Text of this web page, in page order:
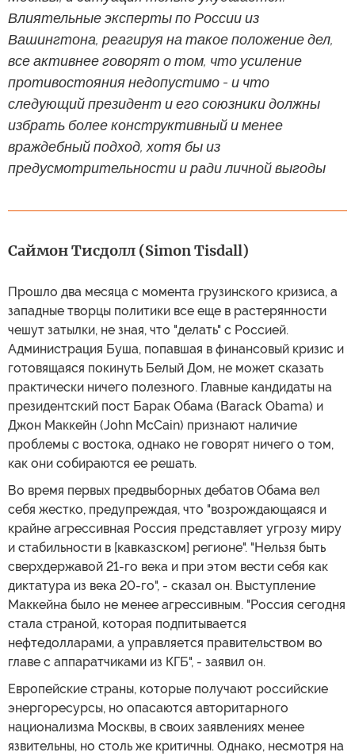
Влиятельные эксперты по России из
Вашингтона, реагируя на такое положение дел,
все активнее говорят о том, что усиление
противостояния недопустимо - и что
следующий президент и его союзники должны
избрать более конструктивный и менее
враждебный подход, хотя бы из
предусмотрительности и ради личной выгоды
Саймон Тисдолл (Simon Tisdall)
Прошло два месяца с момента грузинского кризиса, а
западные творцы политики все еще в растерянности
чешут затылки, не зная, что "делать" с Россией.
Администрация Буша, попавшая в финансовый кризис и
готовящаяся покинуть Белый Дом, не может сказать
практически ничего полезного. Главные кандидаты на
президентский пост Барак Обама (Barack Obama) и
Джон Маккейн (John McCain) признают наличие
проблемы с востока, однако не говорят ничего о том,
как они собираются ее решать.
Во время первых предвыборных дебатов Обама вел
себя жестко, предупреждая, что "возрождающаяся и
крайне агрессивная Россия представляет угрозу миру
и стабильности в [кавказском] регионе". "Нельзя быть
сверхдержавой 21-го века и при этом вести себя как
диктатура из века 20-го", - сказал он. Выступление
Маккейна было не менее агрессивным. "Россия сегодня
стала страной, которая подпитывается
нефтедолларами, а управляется правительством во
главе с аппаратчиками из КГБ", - заявил он.
Европейские страны, которые получают российские
энергоресурсы, но опасаются авторитарного
национализма Москвы, в своих заявлениях менее
язвительны, но столь же критичны. Однако, несмотря на